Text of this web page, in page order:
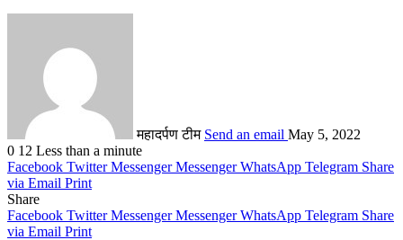
महादर्पण टीम Send an email May 5, 2022
0 12 Less than a minute
Facebook Twitter Messenger Messenger WhatsApp Telegram Share
via Email Print
Share
Facebook Twitter Messenger Messenger WhatsApp Telegram Share
via Email Print